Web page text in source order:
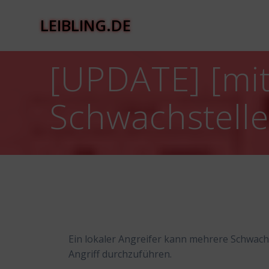
LEIBLING.DE
[UPDATE]
Ein lokaler Angreifer kann mehrere
Angriff durchzuführen.